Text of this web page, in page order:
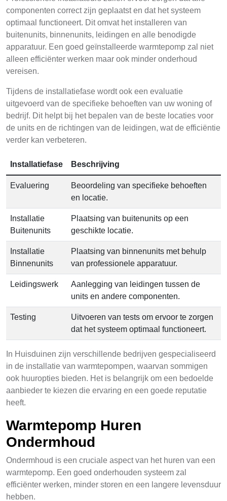
componenten correct zijn geplaatst en dat het systeem
optimaal functioneert. Dit omvat het installeren van
buitenunits, binnenunits, leidingen en alle benodigde
apparatuur. Een goed geïnstalleerde warmtepomp zal niet
alleen efficiënter werken maar ook minder onderhoud
vereisen.
Tijdens de installatiefase wordt ook een evaluatie
uitgevoerd van de specifieke behoeften van uw woning of
bedrijf. Dit helpt bij het bepalen van de beste locaties voor
de units en de richtingen van de leidingen, wat de efficiëntie
verder kan verbeteren.
Installatiefase Beschrijving
Evaluering
Beoordeling van specifieke behoeften
en locatie.
Installatie
Buitenunits
Plaatsing van buitenunits op een
geschikte locatie.
Installatie
Binnenunits
Plaatsing van binnenunits met behulp
van professionele apparatuur.
Leidingswerk
Aanlegging van leidingen tussen de
units en andere componenten.
Testing
Uitvoeren van tests om ervoor te zorgen
dat het systeem optimaal functioneert.
In Huisduinen zijn verschillende bedrijven gespecialiseerd
in de installatie van warmtepompen, waarvan sommigen
ook huuropties bieden. Het is belangrijk om een bedoelde
aanbieder te kiezen die ervaring en een goede reputatie
heeft.
Warmtepomp Huren
Ondermhoud
Ondermhoud is een cruciale aspect van het huren van een
warmtepomp. Een goed onderhouden systeem zal
efficiënter werken, minder storen en een langere levensduur
hebben.